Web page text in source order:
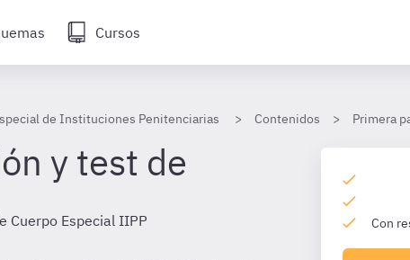
Cursos
de Instituciones Penitenciarias Contenidos Primera
y test de
Cuerpo Especial IIPP Con